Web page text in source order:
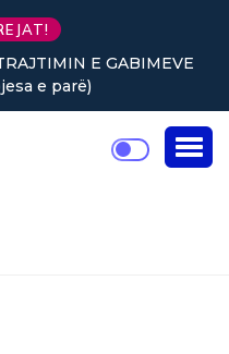
E GABIMEVE
e parë)